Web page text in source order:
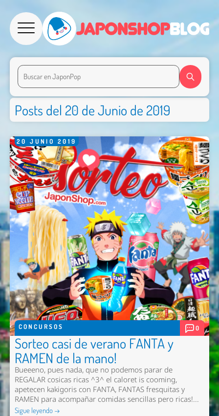
Posts del 20 de Junio de 2019
20 JUNIO 2019
CONCURSOS 0
Sorteo casi de verano FANTA y
RAMEN de la mano!
Bueeeno, pues nada, que no podemos parar de
REGALAR cosicas ricas ^3^ el caloret is cooming,
apetecen kakigoris con FANTA, FANTAS fresquitas y
RAMEN para acompañar comidas sencillas pero ricas!...
Sigue leyendo →